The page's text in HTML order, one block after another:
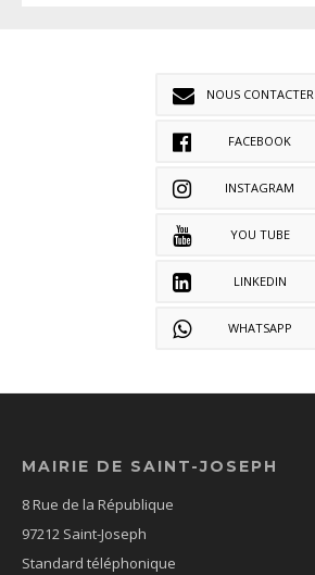
NOUS CONTACTER
FACEBOOK
INSTAGRAM
YOU TUBE
LINKEDIN
WHATSAPP
MAIRIE DE SAINT-JOSEPH
8 Rue de la République
97212 Saint-Joseph
Standard téléphonique